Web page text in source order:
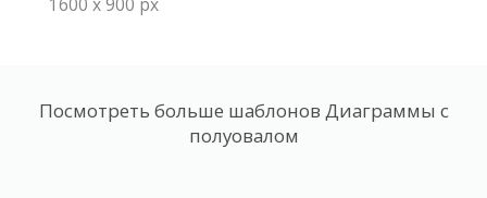
Посмотреть больше шаблонов Диаграммы с
полуовалом